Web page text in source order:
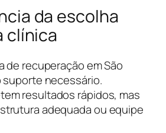
da escolha
clínica
de recuperação em São
suporte necessário.
resultados rápidos, mas
adequada ou equipe